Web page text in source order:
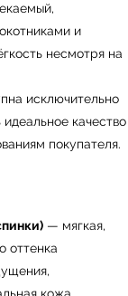
и
несмотря на
исключительно
идеальное качество
покупателя.
— мягкая,
оттенка